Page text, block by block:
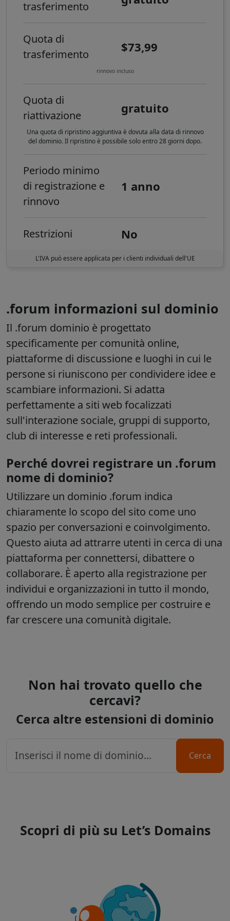
trasferimento
Quota di
trasferimento
$73,99
rinnovo incluso
Quota di
riattivazione
gratuito
Una quota di ripristino aggiuntiva è dovuta alla data di rinnovo
del dominio. Il ripristino è possibile solo entro 28 giorni dopo.
Periodo minimo
di registrazione e
rinnovo
1 anno
Restrizioni No
L'IVA può essere applicata per i clienti individuali dell'UE
.forum informazioni sul dominio
Il .forum dominio è progettato
specificamente per comunità online,
piattaforme di discussione e luoghi in cui le
persone si riuniscono per condividere idee e
scambiare informazioni. Si adatta
perfettamente a siti web focalizzati
sull'interazione sociale, gruppi di supporto,
club di interesse e reti professionali.
Perché dovrei registrare un .forum
nome di dominio?
Utilizzare un dominio .forum indica
chiaramente lo scopo del sito come uno
spazio per conversazioni e coinvolgimento.
Questo aiuta ad attrarre utenti in cerca di una
piattaforma per connettersi, dibattere o
collaborare. È aperto alla registrazione per
individui e organizzazioni in tutto il mondo,
offrendo un modo semplice per costruire e
far crescere una comunità digitale.
Non hai trovato quello che
cercavi?
Cerca altre estensioni di dominio
Cerca